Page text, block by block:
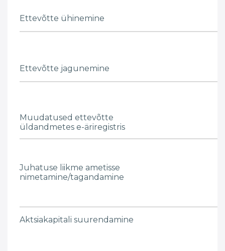
Ettevõtte ühinemine
Ettevõtte jagunemine
Muudatused ettevõtte
üldandmetes e-äriregistris
Juhatuse liikme ametisse
nimetamine/tagandamine
Aktsiakapitali suurendamine